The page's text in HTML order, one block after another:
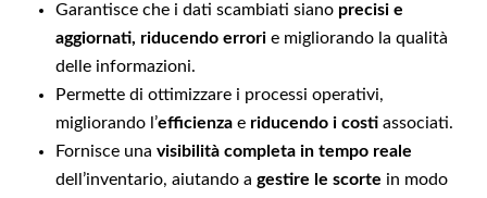
Garantisce che i dati scambiati siano precisi e
aggiornati, riducendo errori e migliorando la qualità
delle informazioni.
Permette di ottimizzare i processi operativi,
migliorando l’efficienza e riducendo i costi associati.
Fornisce una visibilità completa in tempo reale
dell’inventario, aiutando a gestire le scorte in modo